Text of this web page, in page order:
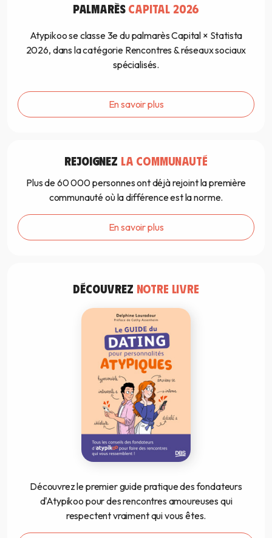
PALMARÈS CAPITAL 2026
Atypikoo se classe 3e du palmarès Capital × Statista
2026, dans la catégorie Rencontres & réseaux sociaux
spécialisés.
En savoir plus
REJOIGNEZ LA COMMUNAUTÉ
Plus de 60 000 personnes ont déjà rejoint la première
communauté où la différence est la norme.
En savoir plus
DÉCOUVREZ NOTRE LIVRE
Découvrez le premier guide pratique des fondateurs
d'Atypikoo pour des rencontres amoureuses qui
respectent vraiment qui vous êtes.